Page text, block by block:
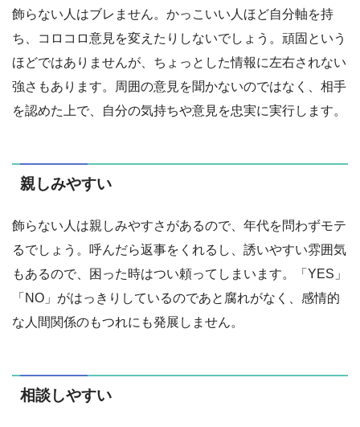
飾らない人はブレません。かっこいい人ほど自分軸を持
ち、コロコロ意見を変えたりしないでしょう。頑固という
ほどではありませんが、ちょっとした情報に左右されない
強さもあります。周囲の意見を聞かないのではなく、相手
を認めた上で、自分の気持ちや意見を忠実に実行します。
親しみやすい
飾らない人は親しみやすさがあるので、年代を問わずモテ
るでしょう。呼んだら返事をくれるし、誘いやすい雰囲気
もあるので、困った時はつい頼ってしまいます。「YES」
「NO」がはっきりしているのであと腐れがなく、感情的
な人間関係のもつれにも発展しません。
相談しやすい